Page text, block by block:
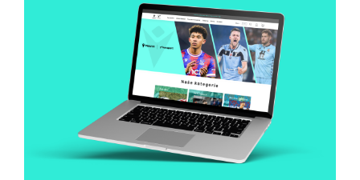
á
d
a
c
í
p
r
v
k
y